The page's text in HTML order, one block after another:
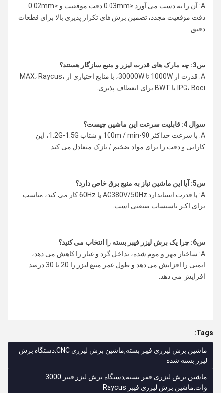
A: آن را به دست می آورد ≤0.03mm دقت موقعیت و ≤0.02mm
دقت موقعیت مجدد، تضمین برش های تکرار پذیری بالا برای قطعات
دقیق.
س3: چه مارک های قدرت لیزر و منبع سازگار هستند؟
A: قدرت از 1000W تا 30000W، با منابع اختیاری از MAX، Raycus،
IPG، Boci یا BWT برای انعطاف پذیری.
سوال 4: قابلیت سرعت این ماشین چیست؟
A: با سرعت حداکثر 90-100m / min و شتاب 1.2G-1.5G، این
کارایی و دقت را برای مواد ضخیم / نازک متعادل می کند.
س5: آیا این ماشین نیاز به منبع برق خاص دارد؟
A: با قدرت استاندارد AC380V/50Hz یا 60Hz کار می کند، مناسب
برای اکثر تاسیسات صنعتی است.
س6: چرا یک برش لیزر فیبر بسته را انتخاب می کنید؟
A: ساختار مهر و موم شده، تداخل گرد و غبار را کاهش می دهد،
ایمنی را افزایش می دهد و طول عمر منبع لیزر را 20 تا 30 درصد
افزایش می دهد.
Tags:
ماشین برش لیزری فیبر بسته,ماشین برش لیزری CNC,دستگاه برش
لیزر بسته شده
ماشین برش لیزری فیبر بسته,دستگاه برش لیزر فیبر 3000
وات,ماشین برش لیزری فیبر Raycus